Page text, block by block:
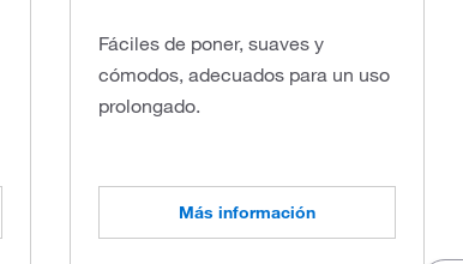
Fáciles de poner, suaves y
cómodos, adecuados para un uso
prolongado.
Más información